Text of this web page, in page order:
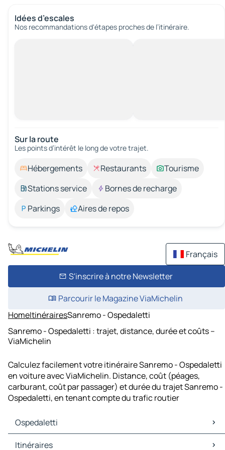
Idées d’escales
Nos recommandations d'étapes proches de l’itinéraire.
Sur la route
Les points d’intérêt le long de votre trajet.
Hébergements Restaurants
Tourisme
Stations service
Bornes de recharge
Parkings
Aires de repos
Français
S'inscrire à notre Newsletter
Parcourir le Magazine ViaMichelin
HomeItinérairesSanremo - Ospedaletti
Sanremo - Ospedaletti : trajet, distance, durée et coûts –
ViaMichelin
Calculez facilement votre itinéraire Sanremo - Ospedaletti
en voiture avec ViaMichelin. Distance, coût (péages,
carburant, coût par passager) et durée du trajet Sanremo -
Ospedaletti, en tenant compte du trafic routier
Ospedaletti
Ospedaletti Cartes et plans
Itinéraires